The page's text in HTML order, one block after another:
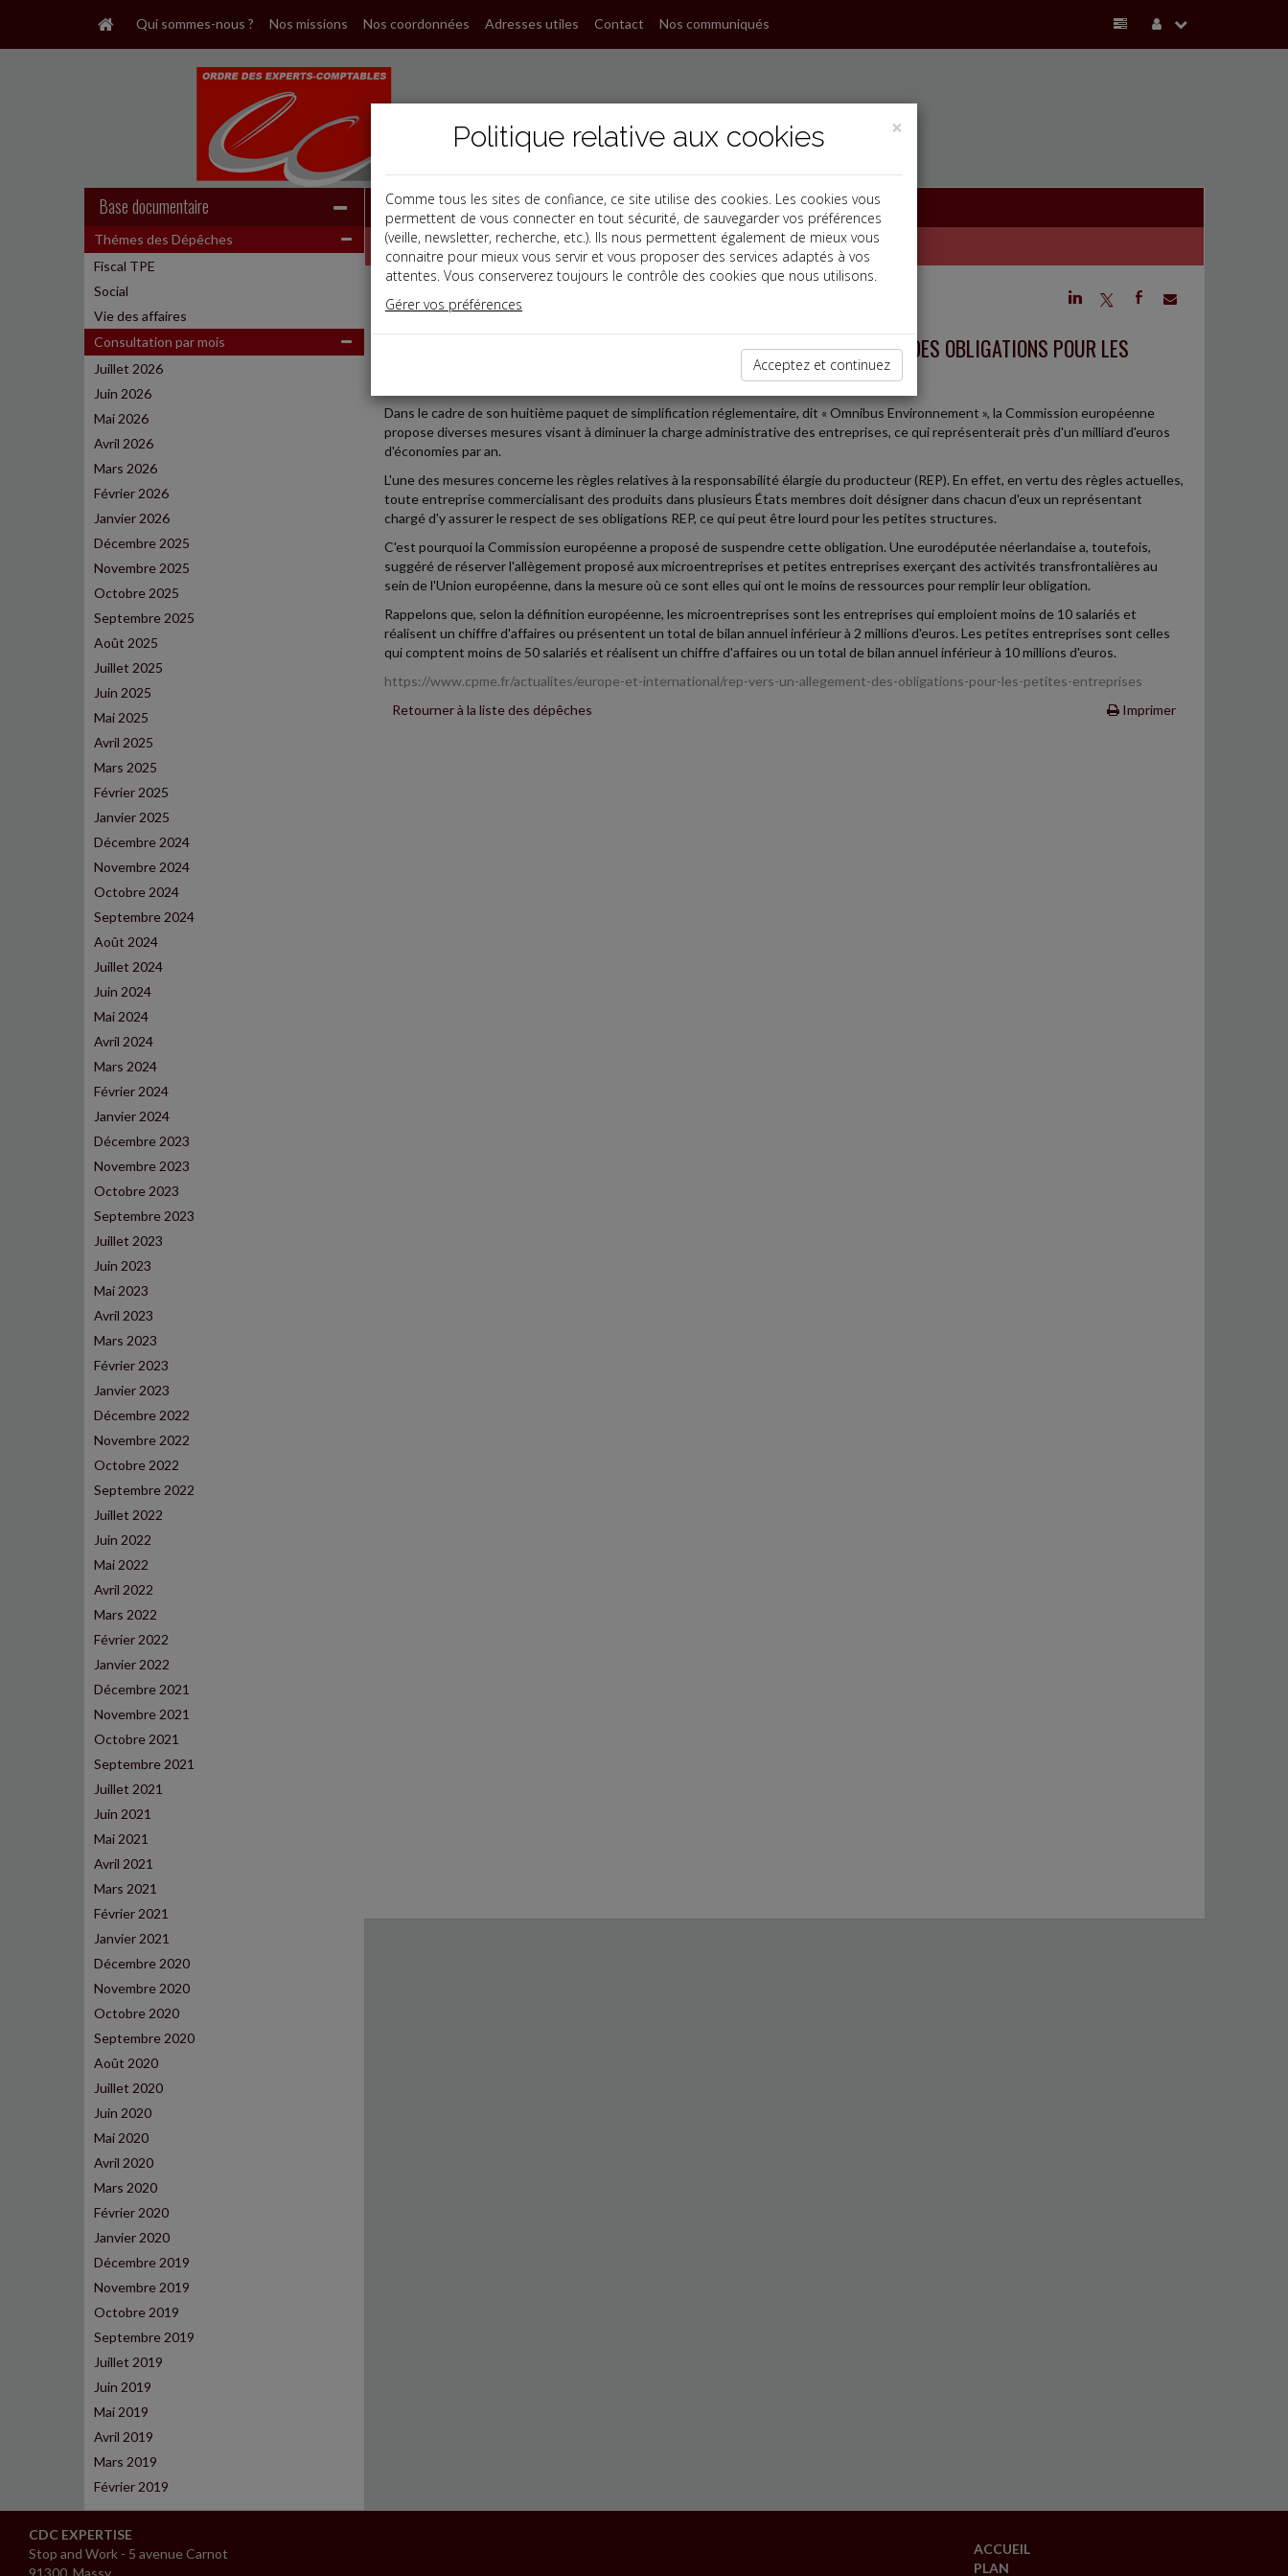
Qui sommes-nous ? Nos missions Nos coordonnées Adresses utiles Contact Nos communiqués
Base documentaire
Thémes des Dépêches
Fiscal TPE
Social
Vie des affaires
Consultation par mois
Juillet 2026
Juin 2026
Mai 2026
Avril 2026
Mars 2026
Février 2026
Janvier 2026
Décembre 2025
Novembre 2025
Octobre 2025
Septembre 2025
Août 2025
Juillet 2025
Juin 2025
Mai 2025
Avril 2025
Mars 2025
Février 2025
Janvier 2025
Décembre 2024
Novembre 2024
Octobre 2024
Septembre 2024
Août 2024
Juillet 2024
Juin 2024
Mai 2024
Avril 2024
Mars 2024
Février 2024
Janvier 2024
Décembre 2023
Novembre 2023
Octobre 2023
Septembre 2023
Juillet 2023
Juin 2023
Mai 2023
Avril 2023
Mars 2023
Février 2023
Janvier 2023
Décembre 2022
Novembre 2022
Octobre 2022
Septembre 2022
Juillet 2022
Juin 2022
Mai 2022
Avril 2022
Mars 2022
Février 2022
Janvier 2022
Décembre 2021
Novembre 2021
Octobre 2021
Septembre 2021
Juillet 2021
Juin 2021
Mai 2021
Avril 2021
Mars 2021
Février 2021
Janvier 2021
Décembre 2020
Novembre 2020
Octobre 2020
Septembre 2020
Août 2020
Juillet 2020
Juin 2020
Mai 2020
Avril 2020
Mars 2020
Février 2020
Janvier 2020
Décembre 2019
Novembre 2019
Octobre 2019
Septembre 2019
Juillet 2019
Juin 2019
Mai 2019
Avril 2019
Mars 2019
Février 2019
Dépêches
j a b
Date: 2026-07-01
RESPONSABILITÉ ÉLARGIE DU PRODUCTEUR : VERS UN ALLÈGEMENT DES OBLIGATIONS POUR LES
Dans le cadre de son huitième paquet de simplification réglementaire, dit « Omnibus Environnement », la Commission européenne
propose diverses mesures visant à diminuer la charge administrative des entreprises, ce qui représenterait près d'un milliard d'euros
d'économies par an.
L'une des mesures concerne les règles relatives à la responsabilité élargie du producteur (REP). En effet, en vertu des règles actuelles,
toute entreprise commercialisant des produits dans plusieurs États membres doit désigner dans chacun d'eux un représentant
chargé d'y assurer le respect de ses obligations REP, ce qui peut être lourd pour les petites structures.
C'est pourquoi la Commission européenne a proposé de suspendre cette obligation. Une eurodéputée néerlandaise a, toutefois,
suggéré de réserver l'allègement proposé aux microentreprises et petites entreprises exerçant des activités transfrontalières au
sein de l'Union européenne, dans la mesure où ce sont elles qui ont le moins de ressources pour remplir leur obligation.
Rappelons que, selon la définition européenne, les microentreprises sont les entreprises qui emploient moins de 10 salariés et
réalisent un chiffre d'affaires ou présentent un total de bilan annuel inférieur à 2 millions d'euros. Les petites entreprises sont celles
qui comptent moins de 50 salariés et réalisent un chiffre d'affaires ou un total de bilan annuel inférieur à 10 millions d'euros.
https://www.cpme.fr/actualites/europe-et-international/rep-vers-un-allegement-des-obligations-pour-les-petites-entreprises
Retourner à la liste des dépêches
Imprimer
CDC EXPERTISE
Stop and Work - 5 avenue Carnot
91300 Massy
ACCUEIL
PLAN
×
Politique relative aux cookies
Comme tous les sites de confiance, ce site utilise des cookies. Les cookies vous
permettent de vous connecter en tout sécurité, de sauvegarder vos préférences
(veille, newsletter, recherche, etc.). Ils nous permettent également de mieux vous
connaitre pour mieux vous servir et vous proposer des services adaptés à vos
attentes. Vous conserverez toujours le contrôle des cookies que nous utilisons.
Gérer vos préférences
Acceptez et continuez